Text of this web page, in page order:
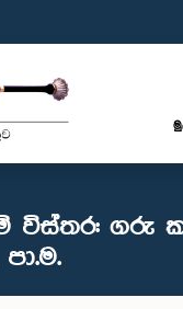
විස්තර: ගරු